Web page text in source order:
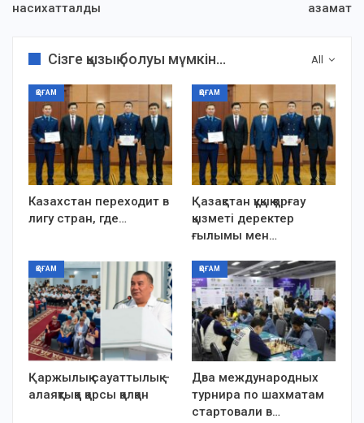
насихатталды
азамат
All
Сізге қызық болуы мүмкін...
ҚОҒАМ
Казахстан переходит в
лигу стран, где…
ҚОҒАМ
Қазақстан құқық қорғау
қызметі деректер
ғылымы мен…
ҚОҒАМ
Қаржылық сауаттылық –
алаяқтыққа қарсы қалқан
ҚОҒАМ
Два международных
турнира по шахматам
стартовали в…